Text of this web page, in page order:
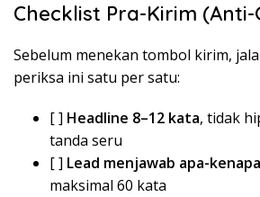
Checklist Pra-Kirim
Sebelum menekan tombol kirim,
periksa ini satu per satu:
[ ] Headline 8–12 kata, tidak
tanda seru
[ ] Lead menjawab apa-
maksimal 60 kata